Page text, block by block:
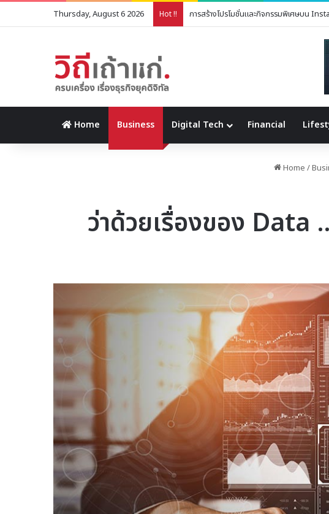
Thursday, August 6 2026 Hot !! แจกสูตร ขนมปังกระเทียม ทำเองง่ายๆ จากที่
Home Business Digital Tech Financial
Home /
ว่าด้วยเรื่องของ Data